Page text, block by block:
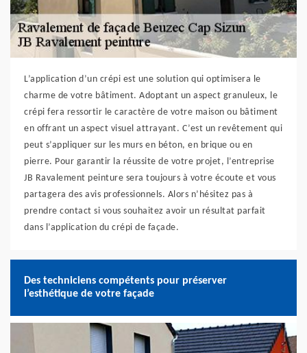
L’application d’un crépi est une solution qui optimisera le
charme de votre bâtiment. Adoptant un aspect granuleux, le
crépi fera ressortir le caractère de votre maison ou bâtiment
en offrant un aspect visuel attrayant. C’est un revêtement qui
peut s’appliquer sur les murs en béton, en brique ou en
pierre. Pour garantir la réussite de votre projet, l’entreprise
JB Ravalement peinture sera toujours à votre écoute et vous
partagera des avis professionnels. Alors n’hésitez pas à
prendre contact si vous souhaitez avoir un résultat parfait
dans l’application du crépi de façade.
Des techniciens compétents pour préserver
l’esthétique de votre façade